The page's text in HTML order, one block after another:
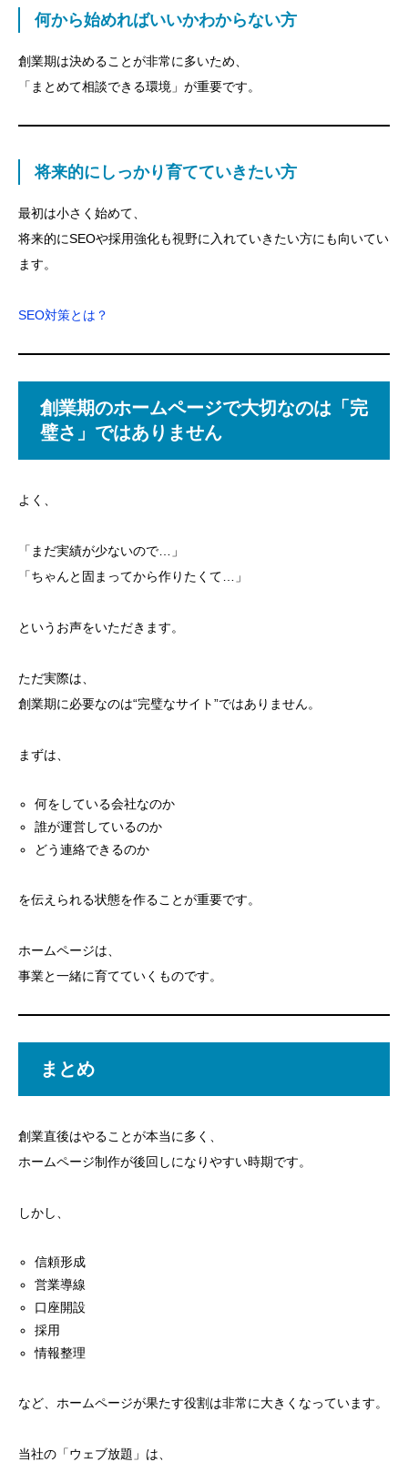
何から始めればいいかわからない方
創業期は決めることが非常に多いため、
「まとめて相談できる環境」が重要です。
将来的にしっかり育てていきたい方
最初は小さく始めて、
将来的にSEOや採用強化も視野に入れていきたい方にも向いてい
ます。
SEO対策とは？
創業期のホームページで大切なのは「完
璧さ」ではありません
よく、
「まだ実績が少ないので…」
「ちゃんと固まってから作りたくて…」
というお声をいただきます。
ただ実際は、
創業期に必要なのは“完璧なサイト”ではありません。
まずは、
何をしている会社なのか
誰が運営しているのか
どう連絡できるのか
を伝えられる状態を作ることが重要です。
ホームページは、
事業と一緒に育てていくものです。
まとめ
創業直後はやることが本当に多く、
ホームページ制作が後回しになりやすい時期です。
しかし、
信頼形成
営業導線
口座開設
採用
情報整理
など、ホームページが果たす役割は非常に大きくなっています。
当社の「ウェブ放題」は、
名刺・SNS・営業資料の“受け皿”がない
制作会社やデザイナー探しに時間を取られる
創業期におすすめしたい「ウェブ放題」という選択肢
ウェブ放題とは？
特徴
創業期のホームページで大切なのは「完璧さ」ではあ